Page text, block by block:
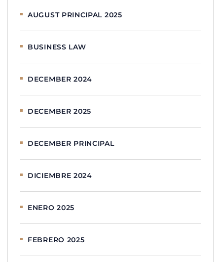
AUGUST PRINCIPAL 2025
BUSINESS LAW
DECEMBER 2024
DECEMBER 2025
DECEMBER PRINCIPAL
DICIEMBRE 2024
ENERO 2025
FEBRERO 2025